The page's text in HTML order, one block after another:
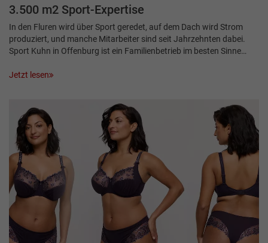
3.500 m2 Sport-Expertise
In den Fluren wird über Sport geredet, auf dem Dach wird Strom
produziert, und manche Mitarbeiter sind seit Jahrzehnten dabei.
Sport Kuhn in Offenburg ist ein Familienbetrieb im besten Sinne…
Jetzt lesen